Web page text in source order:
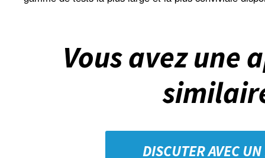
Vous avez une
DISCUTER AVEC